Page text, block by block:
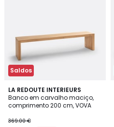
Saldos
LA REDOUTE INTERIEURS
Banco em carvalho maciço,
comprimento 200 cm, VOVA
369.00 €
4,7
/ 5